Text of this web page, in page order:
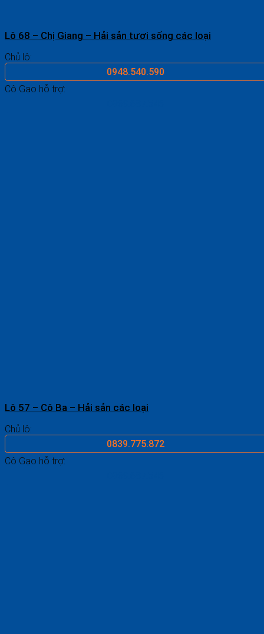
Lô 68 – Chị Giang – Hải sản tươi sống các loại
Chủ lô:
0948.540.590
Cô Gạo hỗ trợ:
Lô 57 – Cô Ba – Hải sản các loại
Chủ lô:
0839.775.872
Cô Gạo hỗ trợ: